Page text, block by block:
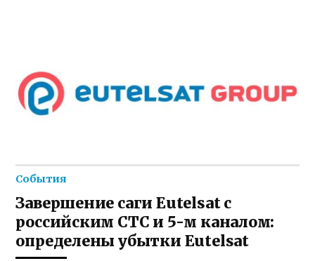
События
Завершение саги Eutelsat с
российским СТС и 5-м каналом:
определены убытки Eutelsat